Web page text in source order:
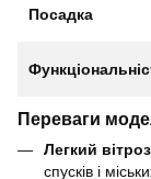
Посадка
Переваги
Легкий
спусків і